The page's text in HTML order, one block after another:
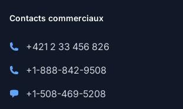
Contacts commerciaux
+421 2 33 456 826
+1-888-842-9508
+1-508-469-5208